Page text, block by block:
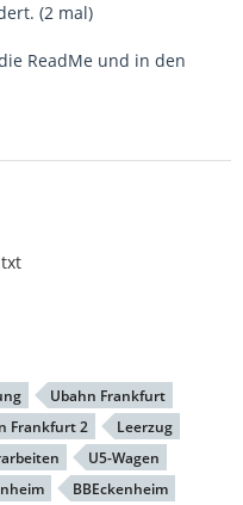
(2 mal)
ReadMe und in den
Ubahn Frankfurt
Frankfurt 2
Leerzug
U5-Wagen
BBEckenheim